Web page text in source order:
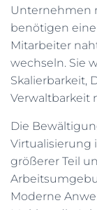
Unternehmen
benötigen
Mitarbeiter
wechseln. Sie
Skalierbarkeit,
Verwaltbarkeit
Die
Virtualisierung
größerer Teil
Moderne